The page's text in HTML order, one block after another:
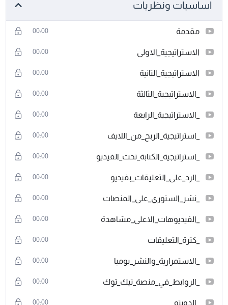
اساسيات ونظريات
مقدمة 00:00
الاستراتيجية_الاولى 00:00
الاستراتيجية_الثانية 00:00
_الاستراتيجية_الثالثة 00:00
_الاستراتيجية_الرابعة 00:00
_استراتيجية_الربح_من_اللايف 00:00
_استراتيجية_الكتابة_تحت_الفيديو 00:00
_الرد_على_التعليقات_بفيديو 00:00
_نشر_الستوري_على_المنصات 00:00
_الفيديوهات_الاعلى_مشاهدة 00:00
_كثرة_التعليقات 00:00
_الاستمرارية_والنشر_يوميا 00:00
_الروابط_في_منصة_تيك_توك 00:00
_الدويتو 00:00